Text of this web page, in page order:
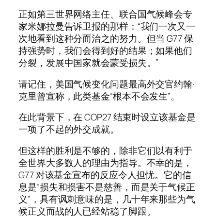
正如第三世界网络主任、联合国气候峰会专
家米娜拉曼告诉卫报的那样：“我们一次又一
次地看到这种分而治之的努力。但当 G77 保
持强势时，我们会得到好的结果；如果他们
分裂，发展中国家就会蒙受损失。”
请记住，美国气候变化问题最高外交官约翰·
克里曾宣称，此类基金“根本不会发生”。
在此背景下，在 COP27 结束时设立该基金是
一项了不起的外交成就。
但这样的胜利是不够的，除非它们以有利于
全世界大多数人的理由为指导。不幸的是，
G77 对该基金宣布的反应令人担忧。它的信
息是“损失和损害不是慈善，而是关于气候正
义”，具有讽刺意味的是，几十年来那些为气
候正义而战的人已经站稳了脚跟。